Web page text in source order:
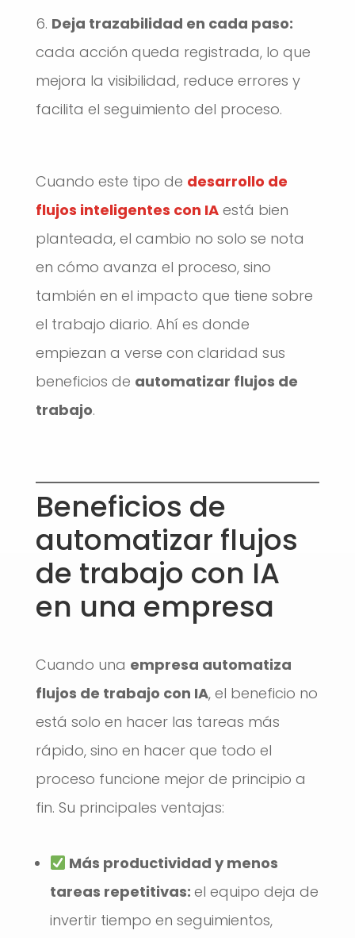
Deja trazabilidad en cada paso:
cada acción queda registrada, lo que
mejora la visibilidad, reduce errores y
facilita el seguimiento del proceso.
Cuando este tipo de desarrollo de
flujos inteligentes con IAestá bien
planteada, el cambio no solo se nota
en cómo avanza el proceso, sino
también en el impacto que tiene sobre
el trabajo diario. Ahí es donde
empiezan a verse con claridad sus
beneficios de automatizar flujos de
trabajo.
Beneficios de
automatizar flujos
de trabajo con IA
en una empresa
Cuando una empresa automatiza
flujos de trabajo con IA, el beneficio no
está solo en hacer las tareas más
rápido, sino en hacer que todo el
proceso funcione mejor de principio a
fin. Su principales ventajas:
Más productividad y menos
tareas repetitivas: el equipo deja de
invertir tiempo en seguimientos,